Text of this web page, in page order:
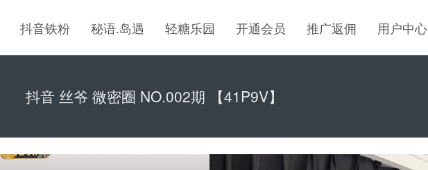
抖音铁粉 秘语.岛遇 轻糖乐园 开通会员 推广返佣 用户中心
抖音 丝爷 微密圈 NO.002期 【41P9V】